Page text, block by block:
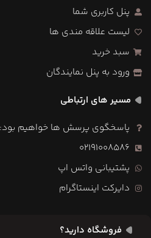
پنل کاربری شما
لیست علاقه مندی ها
سبد خرید
ورود به پنل نمایندگان
مسیر های ارتباطی
پاسخگوی پرسش ها خواهیم بود:
02191008586
پشتیبانی واتس اپ
دایرکت اینستاگرام
فروشگاه دارید؟